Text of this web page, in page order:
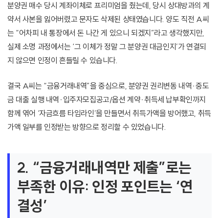
분양권 매수 당시 계좌이체로 프리미엄을 줬는데, 당시 상대방과의 계
약서 사본을 잃어버렸고 문자도 삭제된 상태였습니다. 양도 직전 A씨
는 “어차피 내 통장에서 돈 나간 게 있으니 되겠지”라고 생각했지만,
실제 소명 과정에서는 ‘그 이체가 정말 그 분양권 대금인지’가 연결되
지 않으면 인정이 흔들릴 수 있습니다.
결국 A씨는 “금융거래내역”을 중심으로, 분양권 권리변동 내역·중도
금 대출 실행 내역·입주자모집공고/옵션 계약·취득세 납부확인까지
함께 엮어 ‘자금흐름 타임라인’을 만들면서 취득가액을 방어했고, 취득
가액 일부를 인정받는 방향으로 정리할 수 있었습니다.
2. “금융거래내역만 제출”로는
부족한 이유: 인정 포인트는 ‘연
결성’